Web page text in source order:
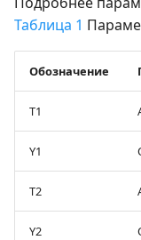
Таблица 1
Обозначение
T1
Y1
T2
Y2